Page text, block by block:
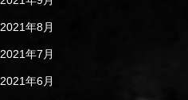
2021年8月
2021年7月
2021年6月